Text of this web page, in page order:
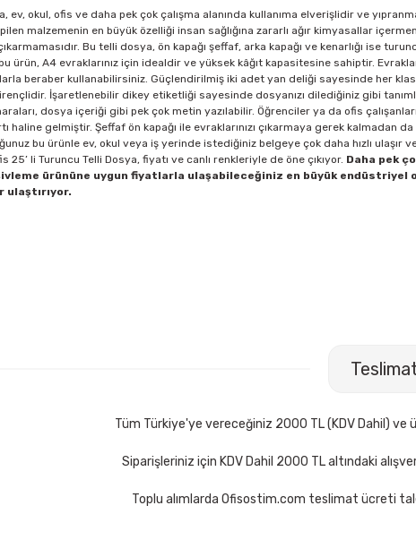
ev, okul, ofis ve daha pek çok çalışma alanında kullanıma elverişlidir ve
malzemenin en büyük özelliği insan sağlığına zararlı ağır kimyasallar
Bu telli dosya, ön kapağı şeffaf, arka kapağı ve kenarlığı ise
ürün, A4 evraklarınız için idealdir ve yüksek kâğıt kapasitesine sahiptir.
beraber kullanabilirsiniz. Güçlendirilmiş iki adet yan deliği sayesinde her
İşaretlenebilir dikey etiketliği sayesinde dosyanızı dilediğiniz gibi
dosya içeriği gibi pek çok metin yazılabilir. Öğrenciler ya da ofis
haline gelmiştir. Şeffaf ön kapağı ile evraklarınızı çıkarmaya gerek kalmadan
bu ürünle ev, okul veya iş yerinde istediğiniz belgeye çok daha hızlı ulaşır
25’ li Turuncu Telli Dosya, fiyatı ve canlı renkleriyle de öne çıkıyor. Daha pek
ürününe uygun fiyatlarla ulaşabileceğiniz en büyük
ulaştırıyor.
Sepete Ekle
Tüm Türkiye'ye vereceğiniz 2000 TL (KDV Dahil)
Siparişleriniz için KDV Dahil 2000 TL altındaki
Toplu alımlarda Ofisostim.com teslimat ücreti